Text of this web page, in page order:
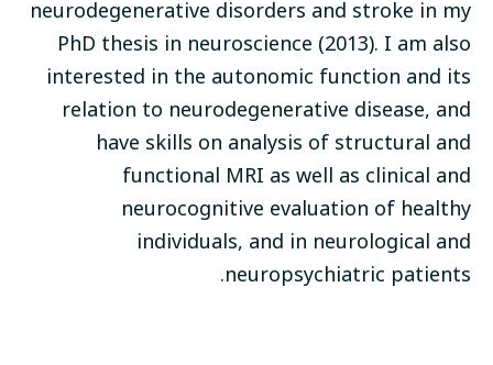
neurodegenerative disorders and stroke in my
PhD thesis in neuroscience (2013). I am also
interested in the autonomic function and its
relation to neurodegenerative disease, and
have skills on analysis of structural and
functional MRI as well as clinical and
neurocognitive evaluation of healthy
individuals, and in neurological and
neuropsychiatric patients.